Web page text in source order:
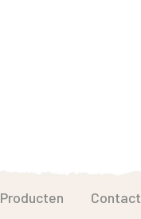
Producten Contact